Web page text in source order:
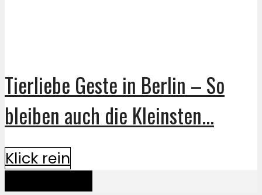
Tierliebe Geste in Berlin – So
bleiben auch die Kleinsten...
Klick rein